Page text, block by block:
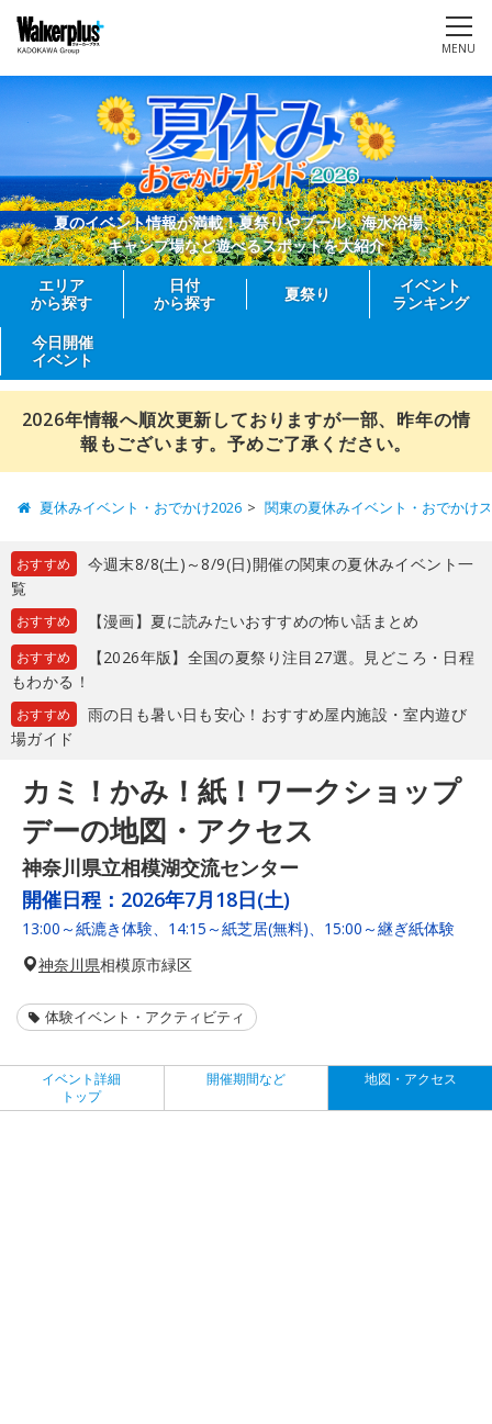
MENU
夏のイベント情報が満載！夏祭りやプール、海水浴場、
キャンプ場など遊べるスポットを大紹介
エリア
から探す
日付
から探す
夏祭り
イベント
ランキング
今日開催
イベント
2026年情報へ順次更新しておりますが一部、昨年の情
報もございます。予めご了承ください。
夏休みイベント・おでかけ2026 関東の夏休みイベント・おでかけ
おすすめ
今週末8/8(土)～8/9(日)開催の関東の夏休みイベント一
覧
おすすめ 【漫画】夏に読みたいおすすめの怖い話まとめ
おすすめ
【2026年版】全国の夏祭り注目27選。見どころ・日程
もわかる！
おすすめ
雨の日も暑い日も安心！おすすめ屋内施設・室内遊び
場ガイド
カミ！かみ！紙！ワークショップ
デーの地図・アクセス
神奈川県立相模湖交流センター
開催日程： 2026年7月18日(土)
13:00～紙漉き体験、14:15～紙芝居(無料)、15:00～継ぎ紙体験
神奈川県相模原市緑区
体験イベント・アクティビティ
イベント詳細
トップ
開催期間など 地図・アクセス